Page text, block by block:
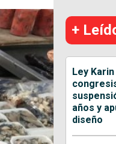
+
Ley
años y
diseño